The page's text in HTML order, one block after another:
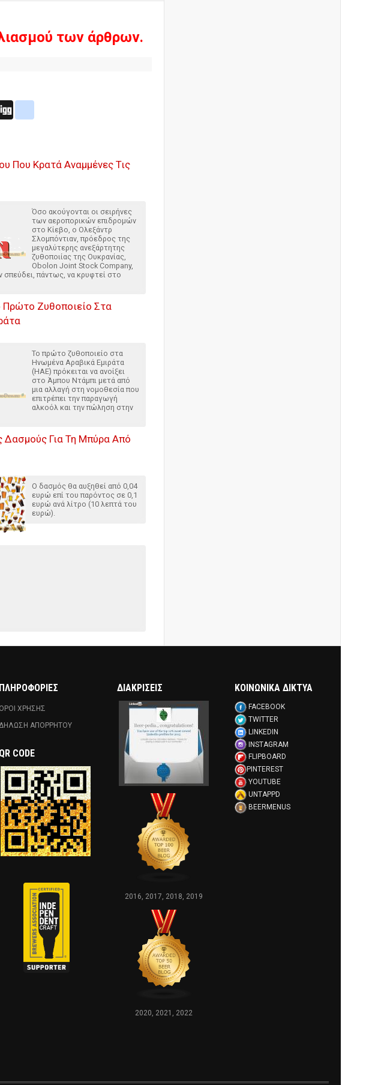
των άρθρων.
Που Κρατά Αναμμένες Τις
Όσο ακούγονται οι σειρήνες
των αεροπορικών επιδρομών
στο Κίεβο, ο Ολεξάντρ
Σλομπόντιαν, πρόεδρος της
μεγαλύτερης ανεξάρτητης
ζυθοποιίας της Ουκρανίας,
Obolon Joint Stock Company,
σπεύδει, πάντως, να κρυφτεί στο
Πρώτο Ζυθοποιείο Στα
Το πρώτο ζυθοποιείο στα
Ηνωμένα Αραβικά Εμιράτα
(ΗΑΕ) πρόκειται να ανοίξει
στο Άμπου Ντάμπι μετά από
μια αλλαγή στη νομοθεσία που
επιτρέπει την παραγωγή
αλκοόλ και την πώληση στην
Δασμούς Για Τη Μπύρα Από
Ο δασμός θα αυξηθεί από 0,04
ευρώ επί του παρόντος σε 0,1
ευρώ ανά λίτρο (10 λεπτά του
ευρώ).
ΠΛΗΡΟΦΟΡΙΕΣ
ΟΡΟΙ ΧΡΗΣΗΣ
ΑΠΟΡΡΗΤΟΥ
QR CODE
ΔΙΑΚΡΊΣΕΙΣ
2016, 2017, 2018, 2019
2020, 2021, 2022
ΚΟΙΝΩΝΙΚΑ ΔΙΚΤΥΑ
FACEBOOK
TWITTER
LINKEDIN
INSTAGRAM
FLIPBOARD
PINTEREST
YOUTUBE
UNTAPPD
BEERMENUS